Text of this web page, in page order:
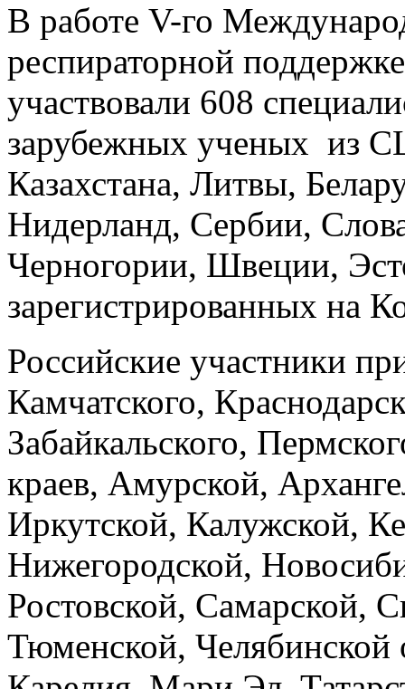
В работе V-го
респираторной
участвовали 608
зарубежных ученых из
Казахстана, Литвы,
Нидерланд, Сербии,
Черногории, Швеции,
зарегистрированных на
Российские участники
Камчатского,
Забайкальского,
краев, Амурской,
Иркутской, Калужской,
Нижегородской,
Ростовской, Самарской,
Тюменской, Челябинской